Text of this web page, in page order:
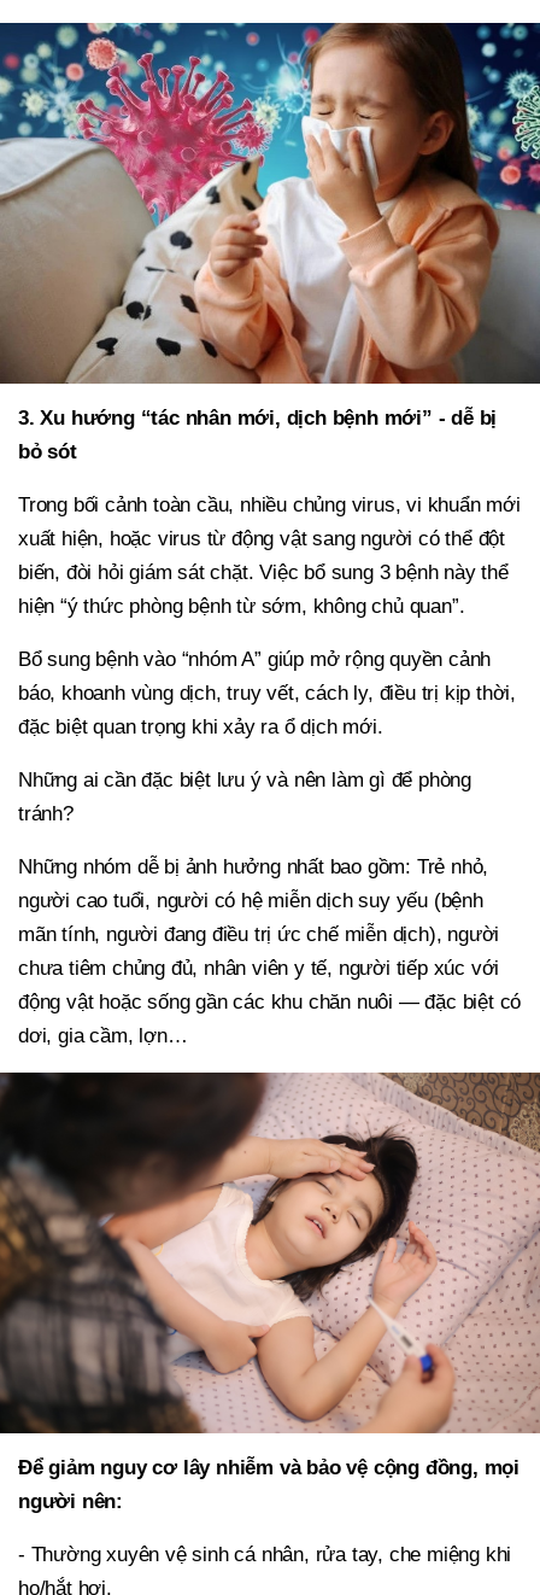
3. Xu hướng “tác nhân mới, dịch bệnh mới” - dễ bị
bỏ sót
Trong bối cảnh toàn cầu, nhiều chủng virus, vi khuẩn mới
xuất hiện, hoặc virus từ động vật sang người có thể đột
biến, đòi hỏi giám sát chặt. Việc bổ sung 3 bệnh này thể
hiện “ý thức phòng bệnh từ sớm, không chủ quan”.
Bổ sung bệnh vào “nhóm A” giúp mở rộng quyền cảnh
báo, khoanh vùng dịch, truy vết, cách ly, điều trị kịp thời,
đặc biệt quan trọng khi xảy ra ổ dịch mới.
Những ai cần đặc biệt lưu ý và nên làm gì để phòng
tránh?
Những nhóm dễ bị ảnh hưởng nhất bao gồm: Trẻ nhỏ,
người cao tuổi, người có hệ miễn dịch suy yếu (bệnh
mãn tính, người đang điều trị ức chế miễn dịch), người
chưa tiêm chủng đủ, nhân viên y tế, người tiếp xúc với
động vật hoặc sống gần các khu chăn nuôi — đặc biệt có
dơi, gia cầm, lợn…
Để giảm nguy cơ lây nhiễm và bảo vệ cộng đồng, mọi
người nên:
- Thường xuyên vệ sinh cá nhân, rửa tay, che miệng khi
ho/hắt hơi.